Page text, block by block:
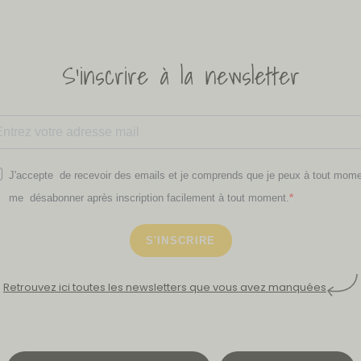
S'inscrire à la newsletter
J'accepte de recevoir des emails et je comprends que je peux à tout
me désabonner après inscription facilement à tout moment.
S'INSCRIRE
Retrouvez ici toutes les newsletters que vous avez manquées